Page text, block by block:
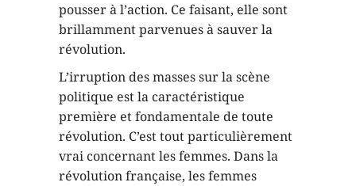
pousser à l’action. Ce faisant, elle sont
brillamment parvenues à sauver la
révolution.
L’irruption des masses sur la scène
politique est la caractéristique
première et fondamentale de toute
révolution. C’est tout particulièrement
vrai concernant les femmes. Dans la
révolution française, les femmes